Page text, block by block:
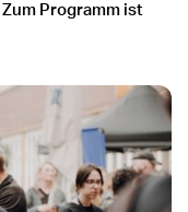
Programm ist